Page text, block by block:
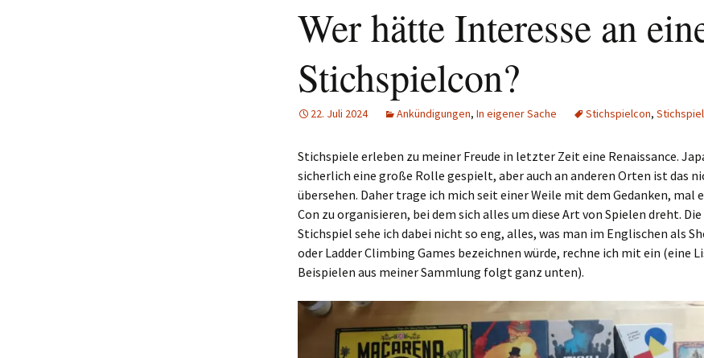
Verlagsliste
Lateinamerika
Verlagsliste Argentinien
Verlagsliste Brasilien
Verlagsliste Costa Rica
Verlagsliste Ecuador
Verlagsliste Guatemala
Verlagsliste Kolumbien
Verlagsliste Mexiko
Verlagsliste Peru
Mission Impractical
Pari
Topfrosch
Tricky Bid
Unmöglich!?/Débrouille-
toi!
Wer hätte Interesse an
Stichspielcon?
22. Juli 2024 Ankündigungen, In eigener Sache Stichspielcon,
Stichspiele erleben zu meiner Freude in letzter Zeit eine Renaissance.
sicherlich eine große Rolle gespielt, aber auch an anderen Orten ist das
übersehen. Daher trage ich mich seit einer Weile mit dem Gedanken, mal
Con zu organisieren, bei dem sich alles um diese Art von Spielen dreht.
Stichspiel sehe ich dabei nicht so eng, alles, was man im Englischen als
oder Ladder Climbing Games bezeichnen würde, rechne ich mit ein (eine
Beispielen aus meiner Sammlung folgt ganz unten).